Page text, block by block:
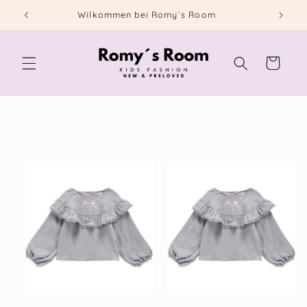
zum
Inhalt
Wilkommen bei Romy´s Room
Warenkorb